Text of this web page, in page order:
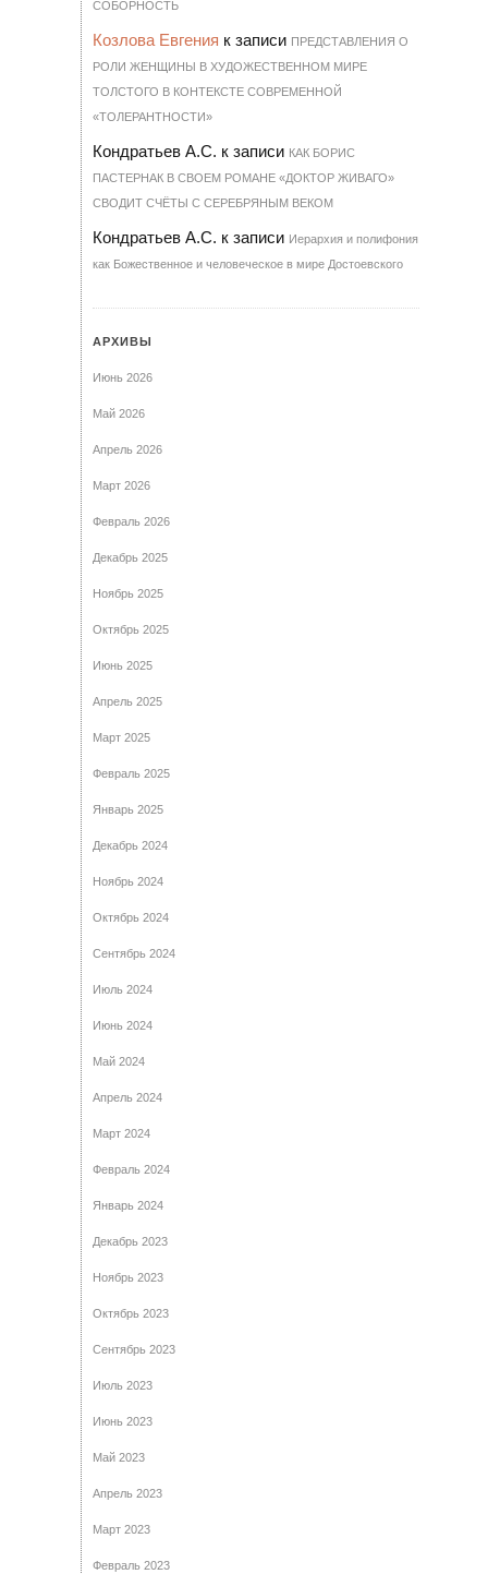
СО­БОР­НОСТЬ
Козлова Евгения к записи ПРЕДСТАВЛЕНИЯ О
РОЛИ ЖЕНЩИНЫ В ХУДОЖЕСТВЕННОМ МИРЕ
ТОЛСТОГО В КОНТЕКСТЕ СОВРЕМЕННОЙ
«ТОЛЕРАНТНОСТИ»
Кондратьев А.С. к записи КАК БОРИС
ПАСТЕРНАК В СВОЕМ РОМАНЕ «ДОКТОР ЖИВАГО»
СВОДИТ СЧЁТЫ С СЕРЕБРЯНЫМ ВЕКОМ
Кондратьев А.С. к записи Иерархия и полифония
как Божественное и человеческое в мире Достоевского
АРХИВЫ
Июнь 2026
Май 2026
Апрель 2026
Март 2026
Февраль 2026
Декабрь 2025
Ноябрь 2025
Октябрь 2025
Июнь 2025
Апрель 2025
Март 2025
Февраль 2025
Январь 2025
Декабрь 2024
Ноябрь 2024
Октябрь 2024
Сентябрь 2024
Июль 2024
Июнь 2024
Май 2024
Апрель 2024
Март 2024
Февраль 2024
Январь 2024
Декабрь 2023
Ноябрь 2023
Октябрь 2023
Сентябрь 2023
Июль 2023
Июнь 2023
Май 2023
Апрель 2023
Март 2023
Февраль 2023